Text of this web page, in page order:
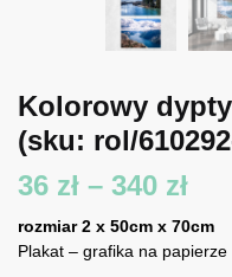
Kolorowy
(sku: rol/
36 zł – 340 zł
cen:
rozmiar 2 x 50cm x 70cm
Plakat – grafika na papierze